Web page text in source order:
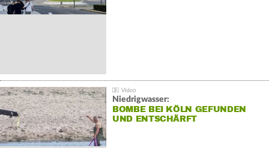
Niedrigwasser:
BOMBE BEI KÖLN GEFUNDEN
UND ENTSCHÄRFT